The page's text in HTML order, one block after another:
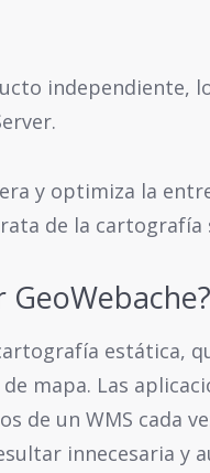
independiente,
y optimiza la
de la cartografía
GeoWebache?
estática,
mapa. Las
de un WMS cada
innecesaria y